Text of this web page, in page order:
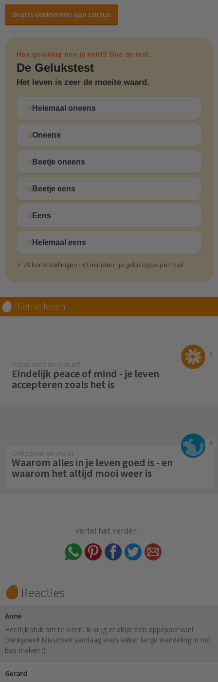
Gratis deelnemen aan cursus
Hoe gelukkig ben jij echt? Doe de test.
De Gelukstest
Het leven is zeer de moeite waard.
Helemaal oneens
Oneens
Beetje oneens
Beetje eens
Eens
Helemaal eens
✓ 29 korte stellingen · ±3 minuten · je gelukstype per mail
Hierna lezen
9
Klaar met de onrust
Eindelijk peace of mind - je leven
accepteren zoals het is
8
Ontspannen maar
Waarom alles in je leven goed is - en
waarom het altijd mooi weer is
vertel het verder:
Reacties
Anne
Heerlijk stuk om te lezen. Ik krijg er altijd zo’n oppepper van!
Dankjewel! Misschien vandaag even lekker lange wandeling in het
bos maken :)
Gerard